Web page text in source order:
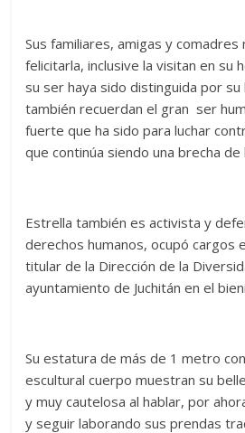
Sus familiares, amigas y comadres
felicitarla, inclusive la visitan en su
su ser haya sido distinguida por
también recuerdan el gran ser
fuerte que ha sido para luchar
que continúa siendo una brecha de
Estrella también es activista y
derechos humanos, ocupó cargos
titular de la Dirección de la
ayuntamiento de Juchitán en el
Su estatura de más de 1 metro
escultural cuerpo muestran su
y muy cautelosa al hablar, por
y seguir laborando sus prendas